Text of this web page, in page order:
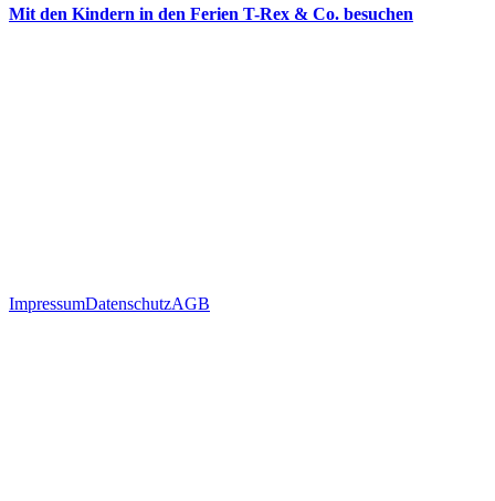
Mit den Kindern in den Ferien T-Rex & Co. besuchen
ImpressumDatenschutzAGB